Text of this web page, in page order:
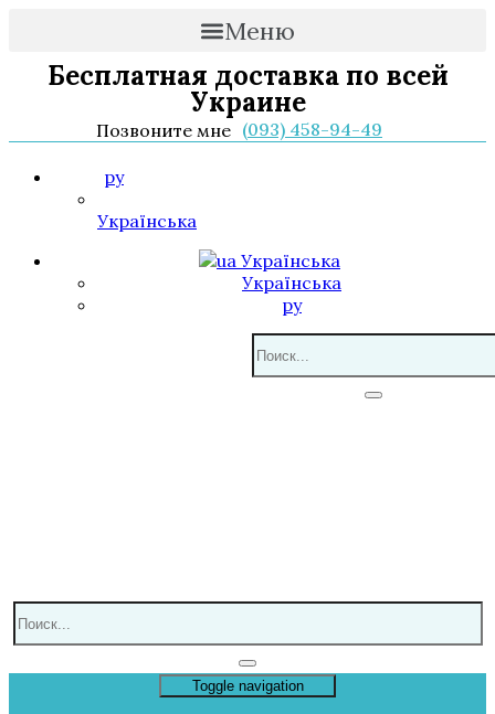
Меню
Бесплатная доставка по всей
Украине
Позвоните мне (093) 458-94-49
ру
Українська
Українська
Українська
ру
Toggle navigation